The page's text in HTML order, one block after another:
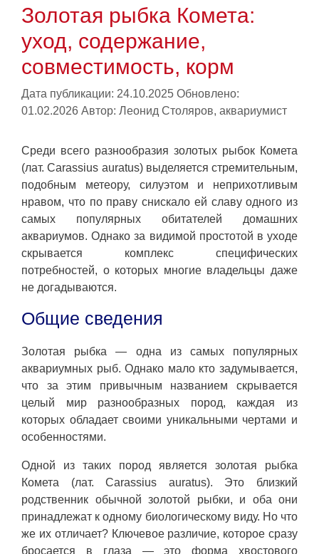
Золотая рыбка Комета:
уход, содержание,
совместимость, корм
Дата публикации: 24.10.2025 Обновлено:
01.02.2026 Автор: Леонид Столяров, аквариумист
Среди всего разнообразия золотых рыбок Комета
(лат. Carassius auratus) выделяется стремительным,
подобным метеору, силуэтом и неприхотливым
нравом, что по праву снискало ей славу одного из
самых популярных обитателей домашних
аквариумов. Однако за видимой простотой в уходе
скрывается комплекс специфических
потребностей, о которых многие владельцы даже
не догадываются.
Общие сведения
Золотая рыбка — одна из самых популярных
аквариумных рыб. Однако мало кто задумывается,
что за этим привычным названием скрывается
целый мир разнообразных пород, каждая из
которых обладает своими уникальными чертами и
особенностями.
Одной из таких пород является золотая рыбка
Комета (лат. Carassius auratus). Это близкий
родственник обычной золотой рыбки, и оба они
принадлежат к одному биологическому виду. Но что
же их отличает? Ключевое различие, которое сразу
бросается в глаза — это форма хвостового